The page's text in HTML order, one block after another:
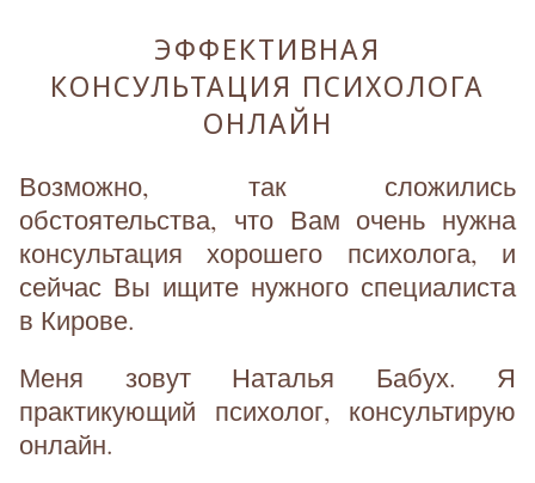
ЭФФЕКТИВНАЯ
КОНСУЛЬТАЦИЯ ПСИХОЛОГА
ОНЛАЙН
Возможно, так сложились
обстоятельства, что Вам очень нужна
консультация хорошего психолога, и
сейчас Вы ищите нужного специалиста
в Кирове.
Меня зовут Наталья Бабух. Я
практикующий психолог, консультирую
онлайн.